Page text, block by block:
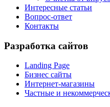
Интересные статьи
Вопрос-ответ
Контакты
Разработка сайтов
Landing Page
Бизнес сайты
Интернет-магазины
Частные и